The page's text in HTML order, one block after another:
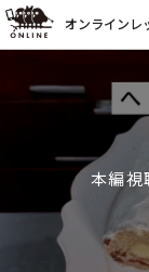
オンラインレ
本編視